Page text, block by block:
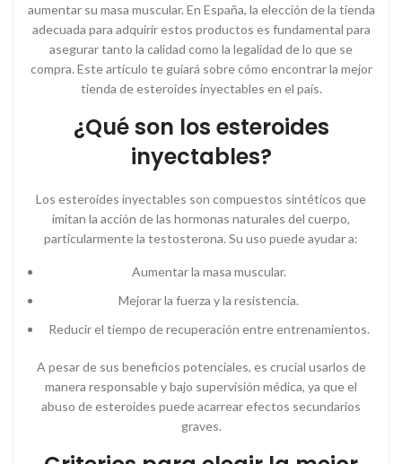
aumentar su masa muscular. En España, la elección de la tienda
adecuada para adquirir estos productos es fundamental para
asegurar tanto la calidad como la legalidad de lo que se
compra. Este artículo te guiará sobre cómo encontrar la mejor
tienda de esteroides inyectables en el país.
¿Qué son los esteroides
inyectables?
Los esteroides inyectables son compuestos sintéticos que
imitan la acción de las hormonas naturales del cuerpo,
particularmente la testosterona. Su uso puede ayudar a:
Aumentar la masa muscular.
Mejorar la fuerza y la resistencia.
Reducir el tiempo de recuperación entre entrenamientos.
A pesar de sus beneficios potenciales, es crucial usarlos de
manera responsable y bajo supervisión médica, ya que el
abuso de esteroides puede acarrear efectos secundarios
graves.